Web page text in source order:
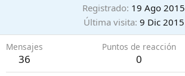
Registrado 19 Ago 2015
Última visita 9 Dic 2015
Mensajes
36
Puntos de reacción
0